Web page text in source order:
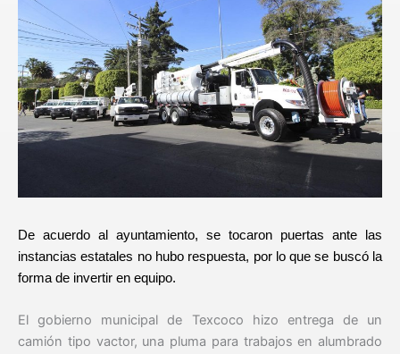
De acuerdo al ayuntamiento, se tocaron puertas ante las
instancias estatales no hubo respuesta, por lo que se buscó la
forma de invertir en equipo.
El gobierno municipal de Texcoco hizo entrega de un
camión tipo vactor, una pluma para trabajos en alumbrado